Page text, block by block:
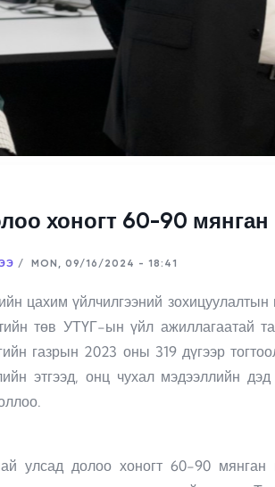
хоногт 60-90 мянган
/ MON, 09/16/2024 - 18:41
цахим үйлчилгээний
төв УТҮГ-ын үйл ажиллагаатай
газрын 2023 оны 319 дүгээр
этгээд, онц чухал мэдээллийн
улсад долоо хоногт 60-90 мянган